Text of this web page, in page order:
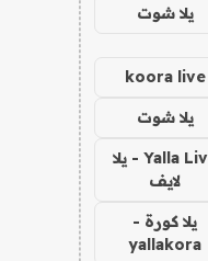
يلا شوت
koora live
يلا شوت
Yalla Live - يلا
لايف
يلا كورة -
yallakora